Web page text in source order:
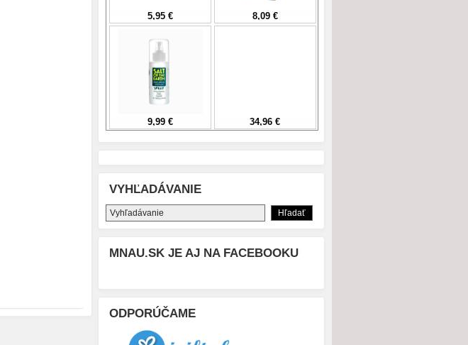
VYHĽADÁVANIE
MNAU.SK JE AJ NA FACEBOOKU
ODPORÚČAME